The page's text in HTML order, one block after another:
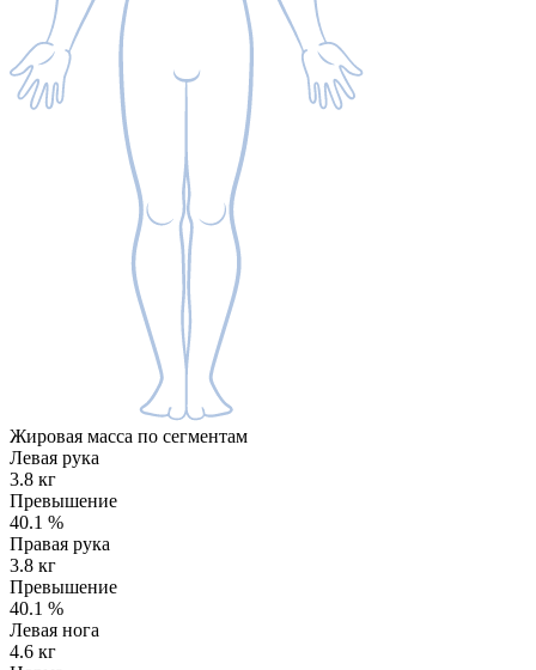
Жировая масса по сегментам
Левая рука
3.8 кг
Превышение
40.1 %
Правая рука
3.8 кг
Превышение
40.1 %
Левая нога
4.6 кг